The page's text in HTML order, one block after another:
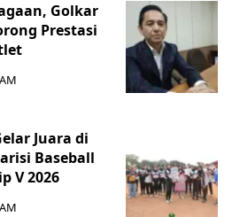
Golkar
Prestasi
Juara di
Baseball
V 2026